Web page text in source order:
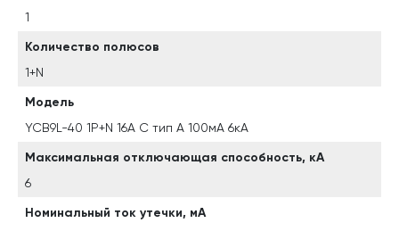
1
Количество полюсов
1+N
Модель
YCB9L-40 1P+N 16A C тип A 100мА 6кА
Максимальная отключающая способность, кА
6
Номинальный ток утечки, мА